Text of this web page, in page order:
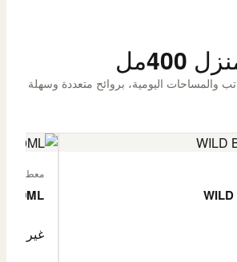
والمساحات اليومية، بروائح متعددة وسهلة
معطر مكان •
400ML
غير